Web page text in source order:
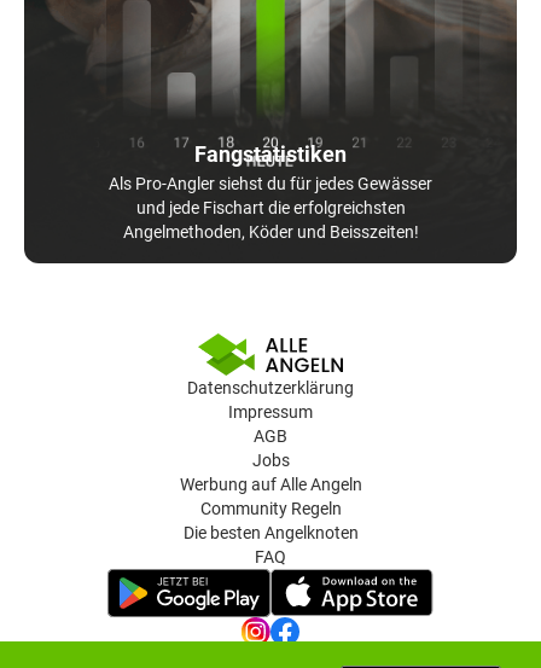
Fangstatistiken
Als Pro-Angler siehst du für jedes Gewässer
und jede Fischart die erfolgreichsten
Angelmethoden, Köder und Beisszeiten!
Datenschutzerklärung
Impressum
AGB
Jobs
Werbung auf Alle Angeln
Community Regeln
Die besten Angelknoten
FAQ